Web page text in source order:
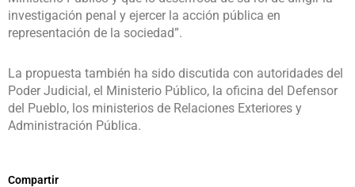
investigación penal y ejercer la acción pública en
representación de la sociedad”.
La propuesta también ha sido discutida con autoridades del
Poder Judicial, el Ministerio Público, la oficina del Defensor
del Pueblo, los ministerios de Relaciones Exteriores y
Administración Pública.
Compartir